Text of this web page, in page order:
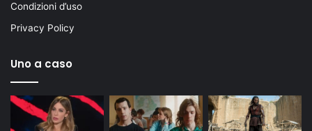
Condizioni d’uso
Privacy Policy
Uno a caso